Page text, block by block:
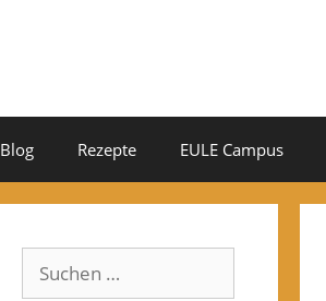
Blog Rezepte EULE Campus
Suchen
nach: